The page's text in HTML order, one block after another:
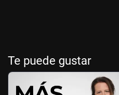
Te puede gustar